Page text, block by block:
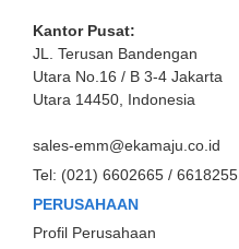
Kantor Pusat:
JL. Terusan Bandengan
Utara No.16 / B 3-4 Jakarta
Utara 14450, Indonesia
sales-emm@ekamaju.co.id
Tel: (021) 6602665 / 6618255
PERUSAHAAN
Profil Perusahaan